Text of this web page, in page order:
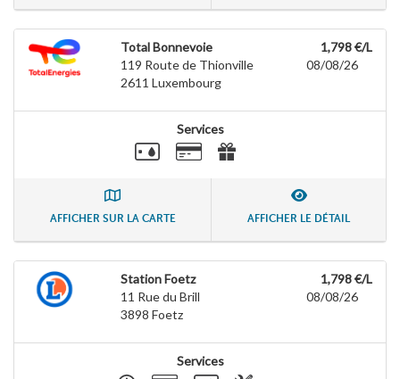
Total Bonnevoie
119 Route de Thionville
2611 Luxembourg
1,798 €/L
08/08/26
Services
AFFICHER SUR LA CARTE AFFICHER LE DÉTAIL
Station Foetz
11 Rue du Brill
3898 Foetz
1,798 €/L
08/08/26
Services